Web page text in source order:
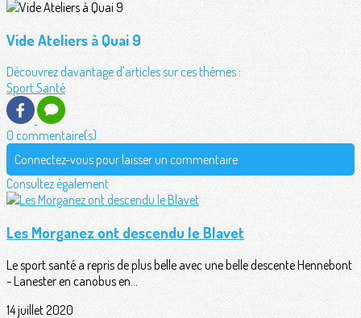
Vide Ateliers à Quai 9
Découvrez davantage d'articles sur ces thèmes :
Sport Santé
0 commentaire(s)
Connectez-vous pour laisser un commentaire
Consultez également
Les Morganez ont descendu le Blavet
Le sport santé a repris de plus belle avec une belle descente Hennebont
- Lanester en canobus en...
14 juillet 2020